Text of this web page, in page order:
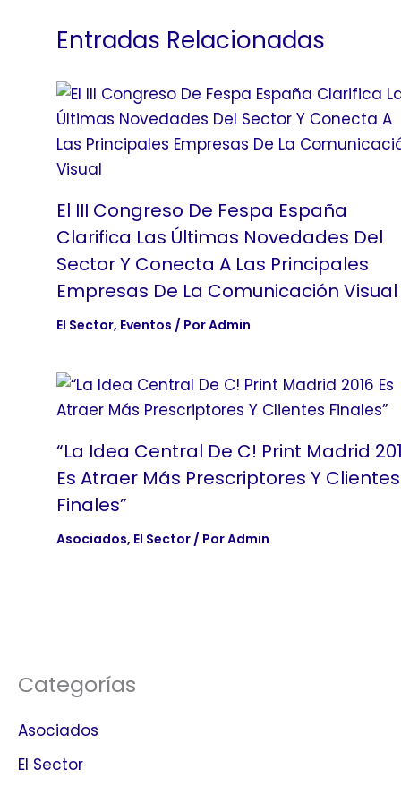
Entradas Relacionadas
El III Congreso De Fespa España
Clarifica Las Últimas Novedades Del
Sector Y Conecta A Las Principales
Empresas De La Comunicación Visual
El Sector, Eventos / PorAdmin
“La Idea Central De C! Print Madrid
Es Atraer Más Prescriptores Y Clientes
Finales”
Asociados, El Sector/ PorAdmin
Categorías
Asociados
El Sector